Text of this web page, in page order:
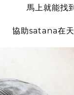
馬上就能找
協助satana在